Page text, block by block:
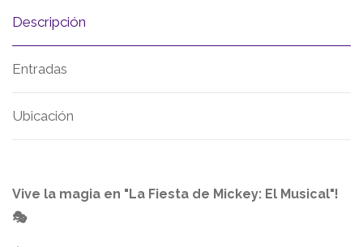
Descripción
Entradas
Ubicación
Vive la magia en "La Fiesta de Mickey: El Musical"!
🎭